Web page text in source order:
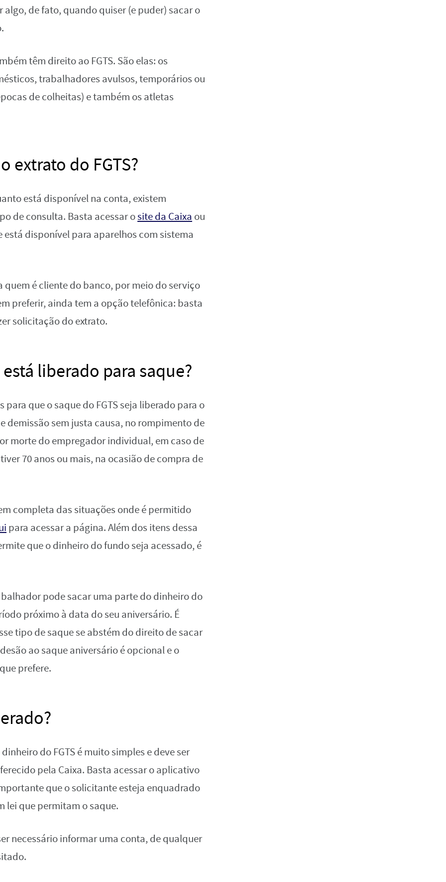
algo, de fato, quando quiser (e puder) sacar o
têm direito ao FGTS. São elas: os
trabalhadores avulsos, temporários ou
de colheitas) e também os atletas
extrato do FGTS?
está disponível na conta, existem
de consulta. Basta acessar osite da Caixa ou
está disponível para aparelhos com sistema
é cliente do banco, por meio do serviço
preferir, ainda tem a opção telefônica: basta
solicitação do extrato.
liberado para saque?
que o saque do FGTS seja liberado para o
demissão sem justa causa, no rompimento de
morte do empregador individual, em caso de
70 anos ou mais, na ocasião de compra de
completa das situações onde é permitido
para acessar a página. Além dos itens dessa
que o dinheiro do fundo seja acessado, é
pode sacar uma parte do dinheiro do
próximo à data do seu aniversário. É
tipo de saque se abstém do direito de sacar
ao saque aniversário é opcional e o
prefere.
do FGTS é muito simples e deve ser
pela Caixa. Basta acessar o aplicativo
que o solicitante esteja enquadrado
lei que permitam o saque.
necessário informar uma conta, de qualquer